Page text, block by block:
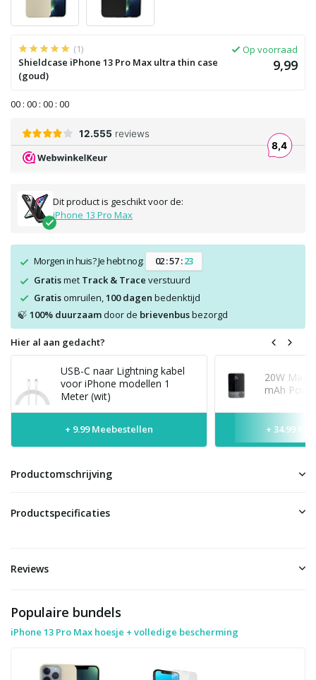
(1)
Shieldcase iPhone 13 Pro Max ultra thin case
(goud)
Op voorraad
9,99
00 : 00 : 00 : 00
Dit product is geschikt voor de:
iPhone 13 Pro Max
Morgen in huis? Je hebt nog: 02:57:22
Gratismet Track & Trace verstuurd
Gratisomruilen, 100 dagen bedenktijd
🍃 100% duurzaamdoor de brievenbusbezorgd
Hier al aan gedacht?
USB-C naar Lightning kabel
voor iPhone modellen 1
Meter (wit)
+ 9.99 Meebestellen
20W
mAh
+ 34.99
Productomschrijving
Productspecificaties
Reviews
Populaire bundels
iPhone 13 Pro Max hoesje + volledige bescherming